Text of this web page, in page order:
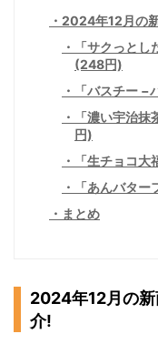
2024年12月の
「サクっとし
(248円)
「バスチー
「濃い宇治
円)
「生チョコ
「あんバタ
まとめ
2024年12月の
介!